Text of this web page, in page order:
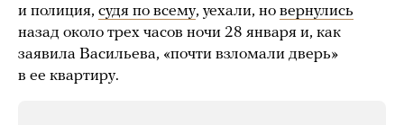
и полиция, судя по всему, уехали, но вернулись
назад около трех часов ночи 28 января и, как
заявила Васильева, «почти взломали дверь»
в ее квартиру.